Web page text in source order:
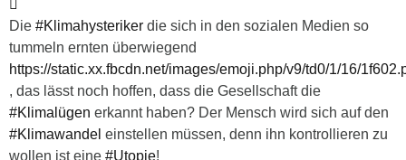
Die #Klimahysteriker die sich in den sozialen Medien so
tummeln ernten überwiegend
https://static.xx.fbcdn.net/images/emoji.php/v9/td0/1/16/
, das lässt noch hoffen, dass die Gesellschaft die
#Klimalügen erkannt haben? Der Mensch wird sich auf den
#Klimawandel einstellen müssen, denn ihn kontrollieren zu
wollen ist eine #Utopie!